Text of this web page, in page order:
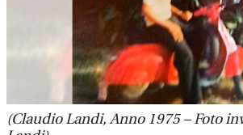
(Claudio Landi, Anno 1975 – Foto